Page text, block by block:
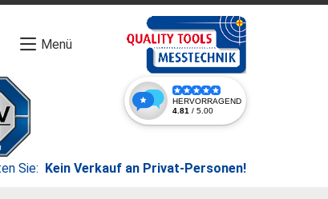
Menü
Sie: Kein Verkauf an Privat-Personen!